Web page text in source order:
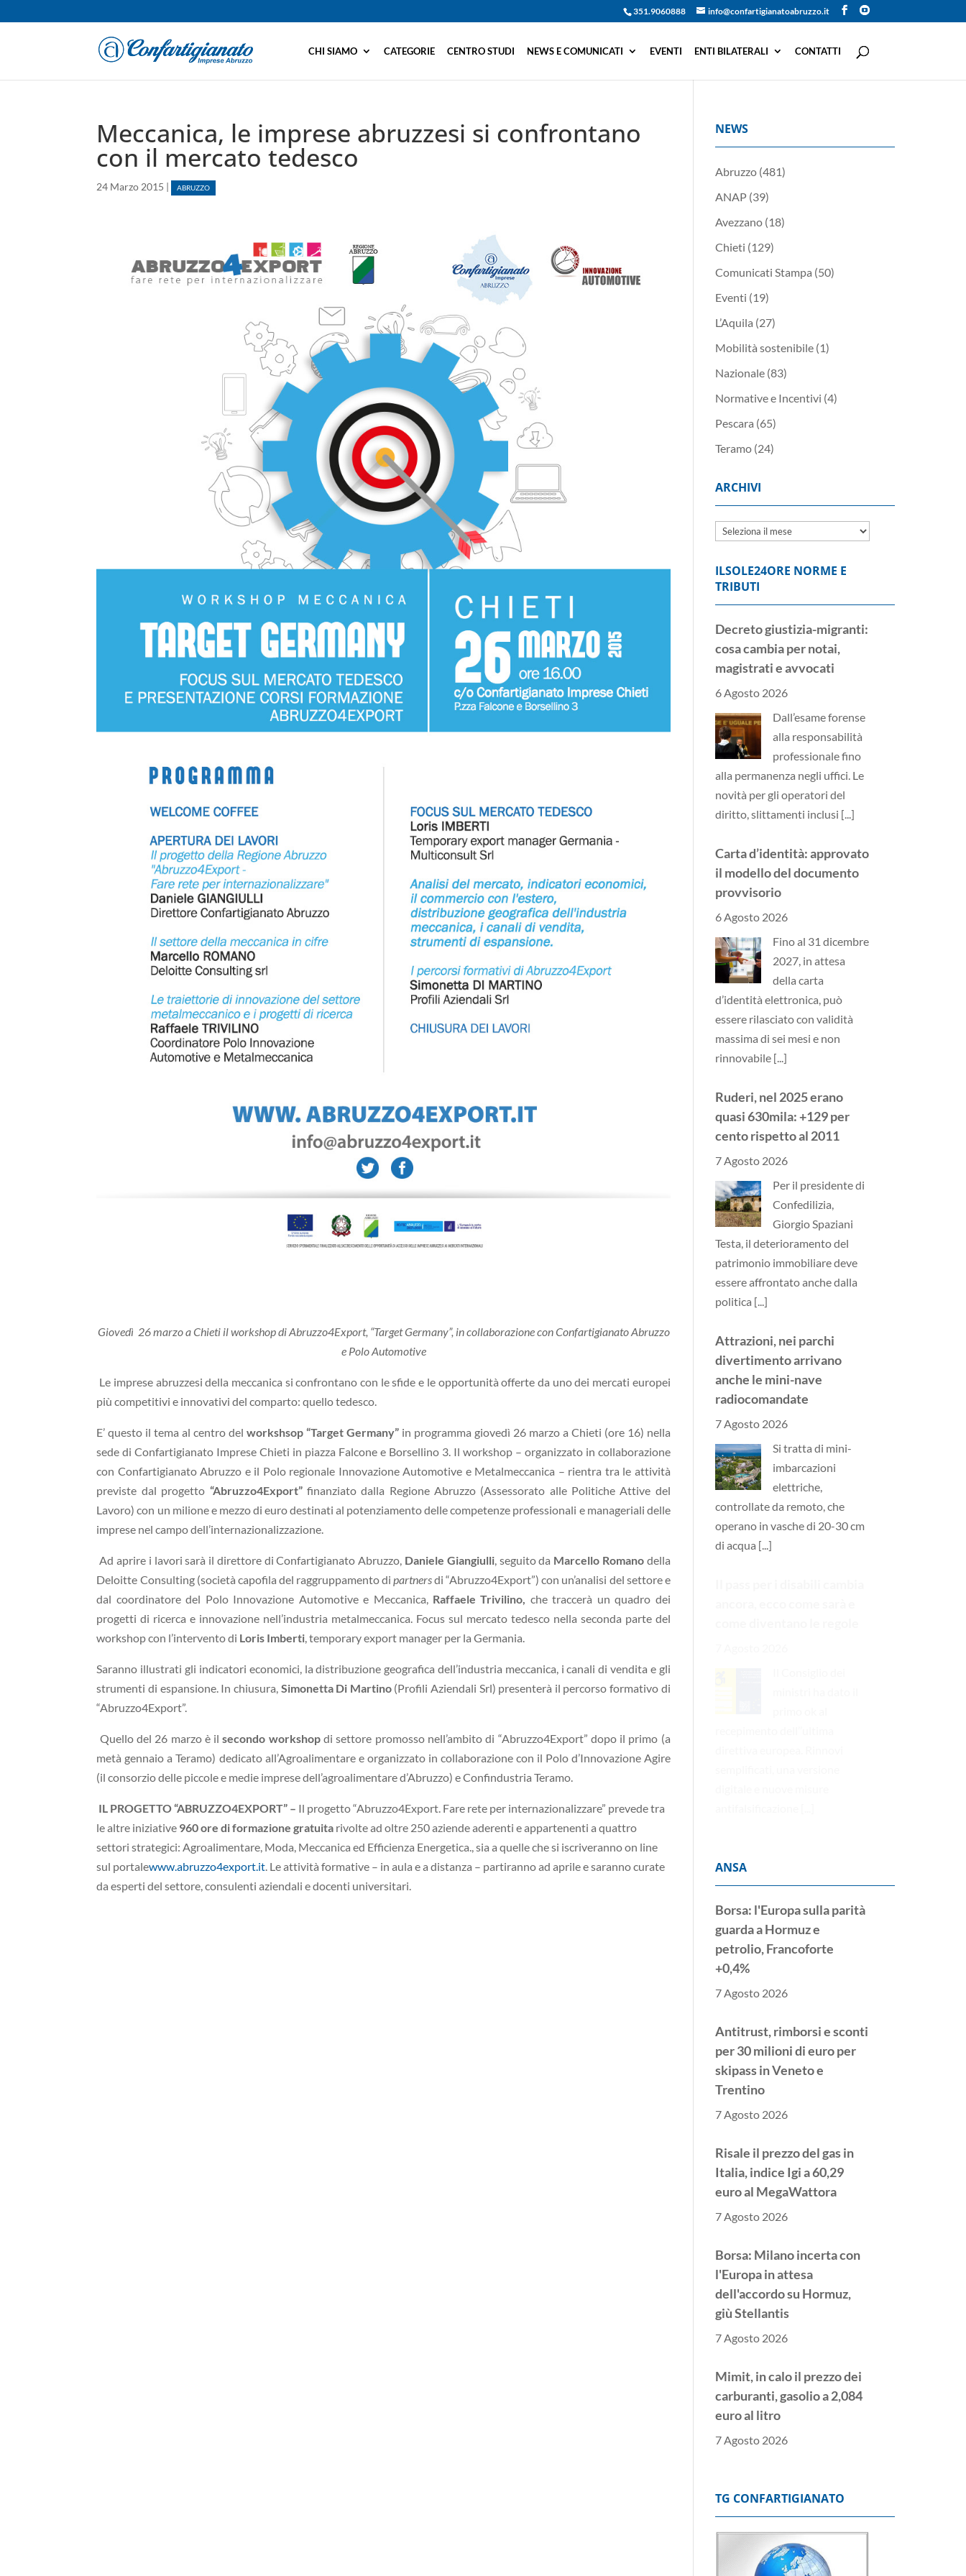
351.9060888 info@confartigianatoabruzzo.it
CHI SIAMO CATEGORIE CENTRO STUDI NEWS E COMUNICATI EVENTI ENTI BILATERALI CONTATTI
Meccanica, le imprese abruzzesi si confrontano
con il mercato tedesco
24 Marzo 2015 | ABRUZZO
Giovedì 26 marzo a Chieti il workshop di Abruzzo4Export, “Target Germany”, in collaborazione con Confartigianato Abruzzo
e Polo Automotive
Le imprese abruzzesi della meccanica si confrontano con le sfide e le opportunità offerte da uno dei mercati europei
più competitivi e innovativi del comparto: quello tedesco.
E’ questo il tema al centro delworkshsop “Target Germany” in programma giovedì 26 marzo a Chieti (ore 16) nella
sede di Confartigianato Imprese Chieti in piazza Falcone e Borsellino 3. Il workshop – organizzato in collaborazione
con Confartigianato Abruzzo e il Polo regionale Innovazione Automotive e Metalmeccanica – rientra tra le attività
previste dal progetto “Abruzzo4Export” finanziato dalla Regione Abruzzo (Assessorato alle Politiche Attive del
Lavoro) con un milione e mezzo di euro destinati al potenziamento delle competenze professionali e manageriali delle
imprese nel campo dell’internazionalizzazione.
Ad aprire i lavori sarà il direttore di Confartigianato Abruzzo, Daniele Giangiulli, seguito da Marcello Romano della
Deloitte Consulting (società capofila del raggruppamento dipartnersdi “Abruzzo4Export”) con un’analisi del settore e
dal coordinatore del Polo Innovazione Automotive e Meccanica, Raffaele Trivilino, che traccerà un quadro dei
progetti di ricerca e innovazione nell’industria metalmeccanica. Focus sul mercato tedesco nella seconda parte del
workshop con l’intervento di Loris Imberti, temporary export manager per la Germania.
Saranno illustrati gli indicatori economici, la distribuzione geografica dell’industria meccanica, i canali di vendita e gli
strumenti di espansione. In chiusura, Simonetta Di Martino(Profili Aziendali Srl) presenterà il percorso formativo di
“Abruzzo4Export”.
Quello del 26 marzo è ilsecondo workshopdi settore promosso nell’ambito di “Abruzzo4Export” dopo il primo (a
metà gennaio a Teramo) dedicato all’Agroalimentare e organizzato in collaborazione con il Polo d’Innovazione Agire
(il consorzio delle piccole e medie imprese dell’agroalimentare d’Abruzzo) e Confindustria Teramo.
IL PROGETTO “ABRUZZO4EXPORT” – Il progetto “Abruzzo4Export. Fare rete per internazionalizzare” prevede tra
le altre iniziative 960 ore di formazione gratuita rivolte ad oltre 250 aziende aderenti e appartenenti a quattro
settori strategici: Agroalimentare, Moda, Meccanica ed Efficienza Energetica., sia a quelle che si iscriveranno on line
sul portalewww.abruzzo4export.it. Le attività formative – in aula e a distanza – partiranno ad aprile e saranno curate
da esperti del settore, consulenti aziendali e docenti universitari.
NEWS
Abruzzo(481)
ANAP(39)
Avezzano(18)
Chieti (129)
Comunicati Stampa (50)
Eventi (19)
L’Aquila (27)
Mobilità sostenibile(1)
Nazionale(83)
Normative e Incentivi (4)
Pescara (65)
Teramo(24)
ARCHIVI
Archivi
ILSOLE24ORE NORME E
TRIBUTI
Decreto giustizia-migranti:
cosa cambia per notai,
magistrati e avvocati
6 Agosto 2026
Dall’esame forense
alla responsabilità
professionale fino
alla permanenza negli uffici. Le
novità per gli operatori del
diritto, slittamenti inclusi [...]
Carta d’identità: approvato
il modello del documento
provvisorio
6 Agosto 2026
Fino al 31 dicembre
2027, in attesa
della carta
d’identità elettronica, può
essere rilasciato con validità
massima di sei mesi e non
rinnovabile [...]
Ruderi, nel 2025 erano
quasi 630mila: +129 per
cento rispetto al 2011
7 Agosto 2026
Per il presidente di
Confedilizia,
Giorgio Spaziani
Testa, il deterioramento del
patrimonio immobiliare deve
essere affrontato anche dalla
politica [...]
Attrazioni, nei parchi
divertimento arrivano
anche le mini-nave
radiocomandate
7 Agosto 2026
Si tratta di mini-
imbarcazioni
elettriche,
controllate da remoto, che
operano in vasche di 20-30 cm
di acqua [...]
ANSA
Borsa: l'Europa sulla parità
guarda a Hormuz e
petrolio, Francoforte
+0,4%
7 Agosto 2026
Antitrust, rimborsi e sconti
per 30 milioni di euro per
skipass in Veneto e
Trentino
7 Agosto 2026
Risale il prezzo del gas in
Italia, indice Igi a 60,29
euro al MegaWattora
7 Agosto 2026
Borsa: Milano incerta con
l'Europa in attesa
dell'accordo su Hormuz,
giù Stellantis
7 Agosto 2026
Mimit, in calo il prezzo dei
carburanti, gasolio a 2,084
euro al litro
7 Agosto 2026
incerta, Londra piatta
Borsa: Milano apre in
TG CONFARTIGIANATO